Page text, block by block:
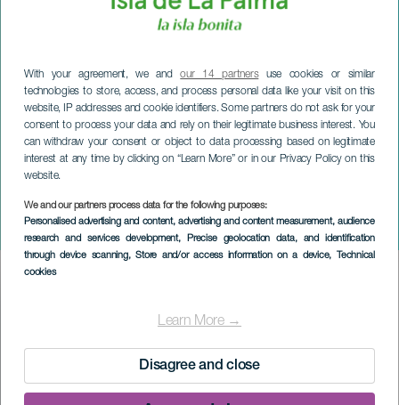
With your agreement, we andour 14 partnersuse cookies or similar
technologies to store, access, and process personal data like your visit on this
website, IP addresses and cookie identifiers. Some partners do not ask for your
consent to process your data and rely on their legitimate business interest. You
can withdraw your consent or object to data processing based on legitimate
interest at any time by clicking on “Learn More” or in our Privacy Policy on this
website.
We and our partners process data for the following purposes:
Personalised advertising and content, advertising and content measurement, audience
research and services development, Precise geolocation data, and identification
through device scanning, Store and/or access information on a device, Technical
cookies
Learn More →
Disagree and close
No Winter Music Fest
LA PALMA
Imagen